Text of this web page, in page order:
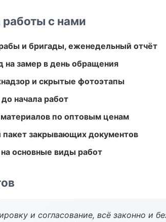
с нами
и бригады, еженедельный отчёт
на замер в день обращения
и скрытые фотоэтапы
начала работ
по оптовым ценам
закрывающих документов
основные виды работ
и согласование, всё законно и